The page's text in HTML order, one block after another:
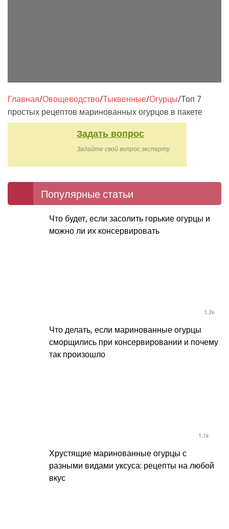
Главная/Овощеводство/Тыквенные/Огурцы/Топ 7
простых рецептов маринованных огурцов в пакете
Задать вопрос
Задайте свой вопрос эксперту
Популярные статьи
Что будет, если засолить горькие огурцы и
можно ли их консервировать
1.3k
Что делать, если маринованные огурцы
сморщились при консервировании и почему
так произошло
1.1k
Хрустящие маринованные огурцы с
разными видами уксуса: рецепты на любой
вкус